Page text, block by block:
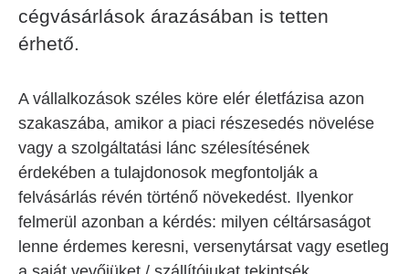
cégvásárlások árazásában is tetten
érhető.
A vállalkozások széles köre elér életfázisa azon
szakaszába, amikor a piaci részesedés növelése
vagy a szolgáltatási lánc szélesítésének
érdekében a tulajdonosok megfontolják a
felvásárlás révén történő növekedést. Ilyenkor
felmerül azonban a kérdés: milyen céltársaságot
lenne érdemes keresni, versenytársat vagy esetleg